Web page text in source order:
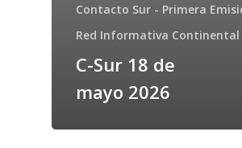
Contacto Sur - Primera
Red Informativa Continental
C-Sur 18 de
mayo 2026